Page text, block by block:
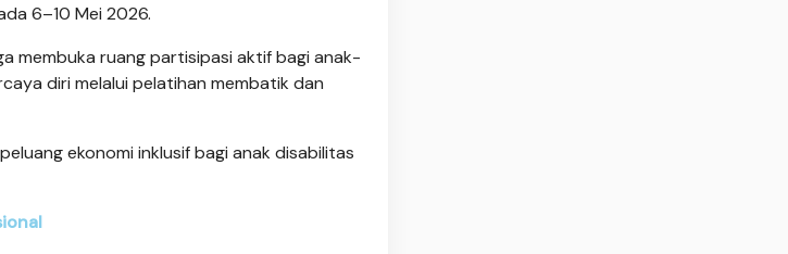
6–10 Mei 2026.
membuka ruang partisipasi aktif bagi anak-
diri melalui pelatihan membatik dan
ekonomi inklusif bagi anak disabilitas